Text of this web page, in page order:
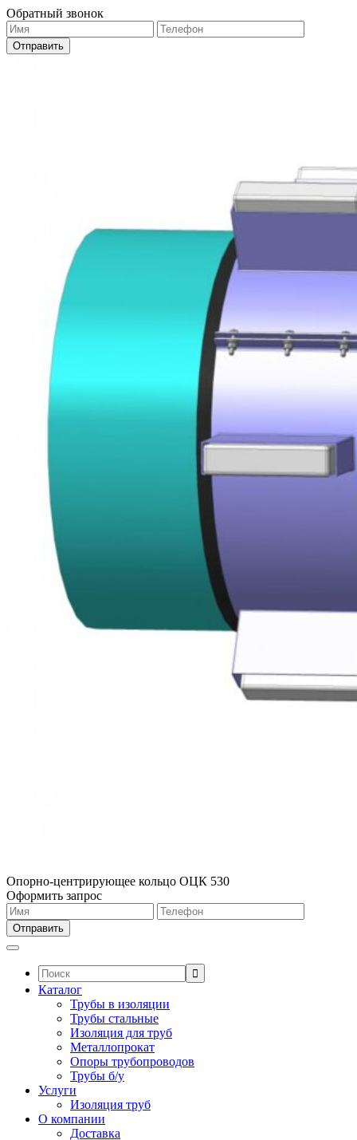
Обратный звонок
Опорно-центрирующее кольцо ОЦК 530
Оформить запрос
Поиск:
Каталог
Трубы в изоляции
Трубы стальные
Изоляция для труб
Металлопрокат
Опоры трубопроводов
Трубы б/у
Услуги
Изоляция труб
О компании
Доставка